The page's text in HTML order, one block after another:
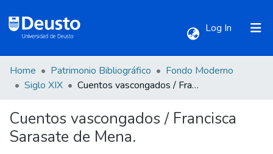
Log In (current)
Communities & Collections
All of DSpace
Home Patrimonio Bibliográfico
Fondo Moderno
Siglo XIX
Cuentos vascongados / Francisca Sarasate de Mena.
Cuentos vascongados / Francisca
Sarasate de Mena.